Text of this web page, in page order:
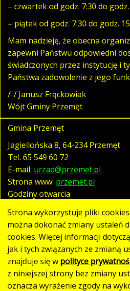
– czwartek od godz. 7:30 do godz.
– piątek od godz. 7:30 do godz.
Mam nadzieję, że obecna
zapewni Państwu odpowiedni
świadczonych przez instytucję i
Państwa zadowolenie z jego
/-/ Janusz Frąckowiak
Wójt Gminy Przemęt
Gmina Przemęt
Jagiellońska 8, 64-234 Przemęt
Tel. 65 549 60 72
E-mail: urzad@przemet.pl
Strona www: przemet.pl
Godziny otwarcia
pn. - pt. 07:30 - 15:30
Polityka prywatności
Klauzula RODO
Deklaracja dostępności
Strona wykorzystuje pliki
można dokonać zmiany ustaleń
cookies. Więcej informacji
jak i tych związanych ze zmianą
znajduje się w polityce
z niniejszej strony bez zmiany
oznacza wyrażenie zgody na